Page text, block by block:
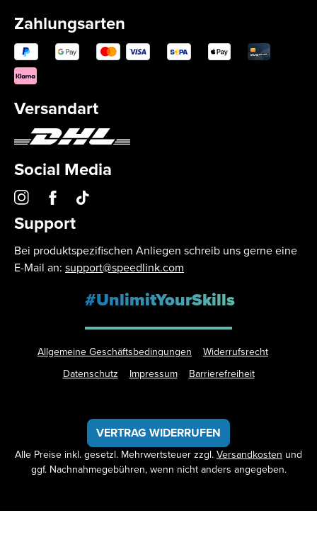
Zahlungsarten
Versandart
Social Media
Support
Bei produktspezifischen Anliegen schreib uns gerne eine
E-Mail an: support@speedlink.com
#UnlimitYourSkills
Allgemeine Geschäftsbedingungen
Widerrufsrecht
Datenschutz
Impressum Barrierefreiheit
VERTRAG WIDERRUFEN
Alle Preise inkl. gesetzl. Mehrwertsteuer zzgl. Versandkosten und
ggf. Nachnahmegebühren, wenn nicht anders angegeben.